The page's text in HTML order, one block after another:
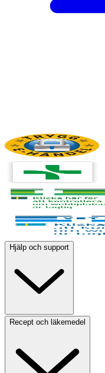
Hjälp och support
Recept och läkemedel